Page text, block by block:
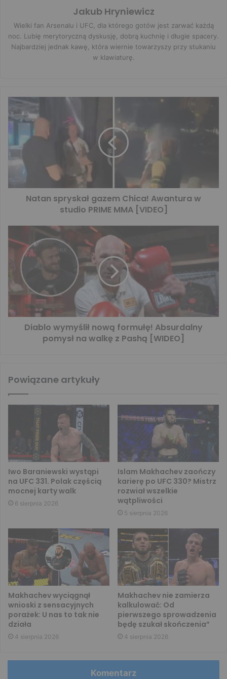
Jakub Hryniewicz
Wielki fan Arsenalu i UFC, dla którego gotów jest zarwać każdą
noc. Lubię merytoryczną dyskusję, dobrą kuchnię i długie spacery.
Najbardziej jednak kawę, która wiernie towarzyszy przy stukaniu
w klawiaturę.
Natan spryskał gazem Chica! Awantura w
studio PRIME MMA [VIDEO]
Diablo wymyślił nową formułę! Absurdalny
pomysł na walkę z Pashą [WIDEO]
Powiązane artykuły
Iwo Baraniewski wystąpi
na UFC 331. Polak częścią
mocnej karty walk
6 sierpnia 2026
Islam Makhachev zaończy
karierę po UFC 330? Mistrz
rozwiał wszelkie
wątpliwości
5 sierpnia 2026
Makhachev wyciągnął
wnioski z sensacyjnych
porażek: U nas to tak nie
działa
4 sierpnia 2026
Makhachev nie zamierza
kalkulować: Od
pierwszego sprowadzenia
będę szukał skończenia”
4 sierpnia 2026
Komentarz